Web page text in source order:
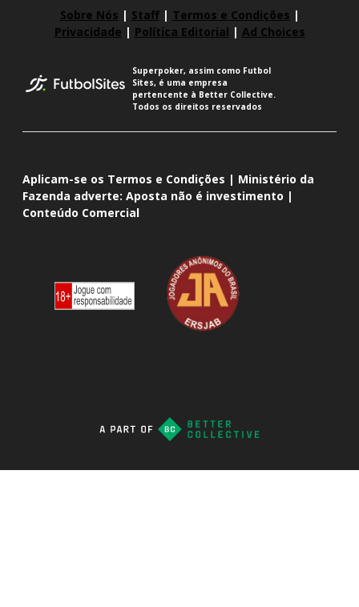
Sobre Nós | Staff| Termos e Condições |
Privacidade | Política Editorial | Ad Choices
Superpoker, assim como Futbol
Sites, é uma empresa
pertencente à Better Collective.
Todos os direitos reservados
Aplicam-se os Termos e Condições | Ministério da
Fazenda adverte: Aposta não é investimento |
Conteúdo Comercial